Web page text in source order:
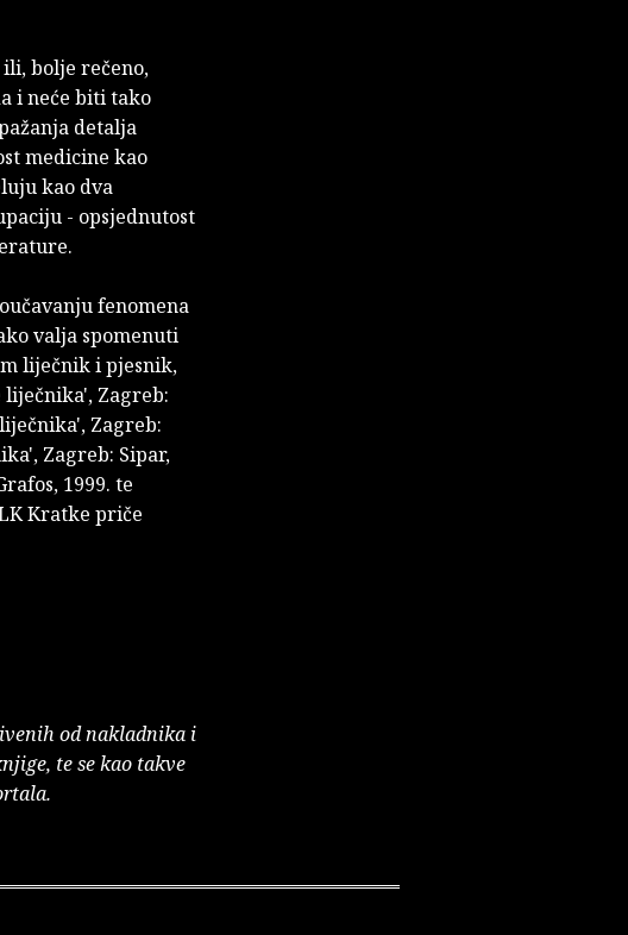
bolje rečeno,
i neće biti tako
de­talja
medicine kao
kao dva
- opsjednutost
fenomena
valja spomenuti
liječnik i pjesnik,
Zagreb:
Zagreb:
Zagreb: Sipar,
1999. te
Kratke priče
od nakladnika i
te se kao takve